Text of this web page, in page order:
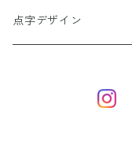
ぬかカイロ
点字デザイン